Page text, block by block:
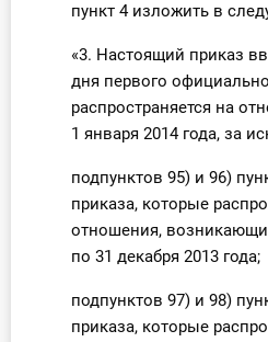
пункт 4 изложить в
«3. Настоящий приказ
дня первого
распространяется на
1 января 2014 года, за
подпунктов 95) и 96)
приказа, которые
отношения,
по 31 декабря 2013 года;
подпунктов 97) и 98)
приказа, которые